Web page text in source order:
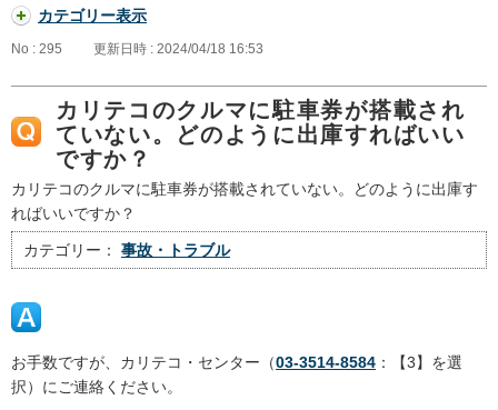
カテゴリー表示
No : 295 更新日時 : 2024/04/18 16:53
カリテコのクルマに駐車券が搭載され
ていない。どのように出庫すればいい
ですか？
カリテコのクルマに駐車券が搭載されていない。どのように出庫す
ればいいですか？
カテゴリー： 事故・トラブル
お手数ですが、カリテコ・センター（03-3514-8584 ：【3】を選
択）にご連絡ください。